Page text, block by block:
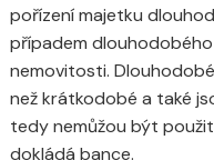
pořízení majetku
případem
nemovitosti.
než krátkodobé a také
tedy nemůžou být
dokládá bance.